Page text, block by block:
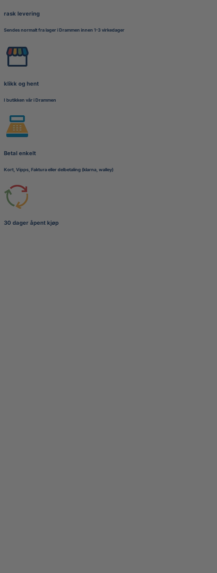
rask levering
Sendes normalt fra lager i Drammen innen 1-3 virkedager
klikk og hent
I butikken vår i Drammen
Betal enkelt
Kort, Vipps, Faktura eller delbetaling (klarna, walley)
30 dager åpent kjøp